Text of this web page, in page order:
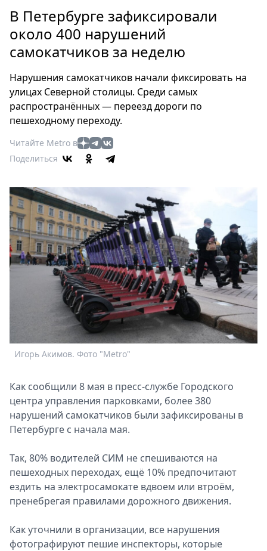
Россия
Мир
Здоровье
Туризм
Мода
Театр
Кино
Афиша
Книги
Выставки
Пресс-
релизы
О
Metro
Стримы
Спецпроекты
Звезды
Выборы
2026
Скачай
Metro
В Петербурге зафиксировали
около 400 нарушений
самокатчиков за неделю
Нарушения самокатчиков начали фиксировать на
улицах Северной столицы. Среди самых
распространённых — переезд дороги по
пешеходному переходу.
Читайте Metro в
Поделиться
Игорь Акимов. Фото "Metro"
Как сообщили 8 мая в пресс-службе Городского
центра управления парковками, более 380
нарушений самокатчиков были зафиксированы в
Петербурге с начала мая.
Так, 80% водителей СИМ не спешиваются на
пешеходных переходах, ещё 10% предпочитают
ездить на электросамокате вдвоем или втроём,
пренебрегая правилами дорожного движения.
Как уточнили в организации, все нарушения
фотографируют пешие инспекторы, которые